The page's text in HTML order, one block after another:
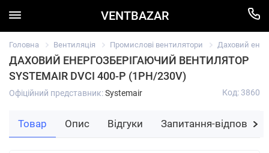
VENTBAZAR
Головна Вентиляція Промислові вентилятори Даховий
ДАХОВИЙ ЕНЕРГОЗБЕРІГАЮЧИЙ ВЕНТИЛЯТОР
SYSTEMAIR DVCI 400-P (1PH/230V)
Офіційний представник:Systemair Код: 3860
Товар Опис Відгуки Запитання-відповідь